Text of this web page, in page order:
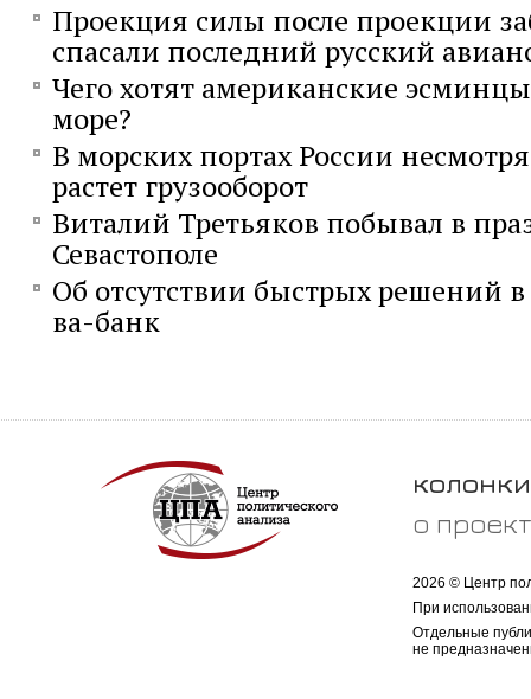
Проекция силы после проекции
спасали последний русский
Чего хотят американские
море?
В морских портах России
растет грузооборот
Виталий Третьяков побывал в
Севастополе
Об отсутствии быстрых решений
ва-банк
колонки
о
2026 © Центр
При
Отдельные
не